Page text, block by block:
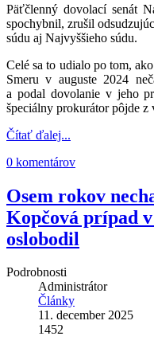
Päťčlenný dovolací senát
spochybnil, zrušil
súdu aj Najvyššieho súdu.
Celé sa to udialo po tom,
Smeru v auguste 2024
a podal dovolanie v jeho
špeciálny prokurátor pôjde z
Čítať ďalej...
0 komentárov
Osem rokov
Kopčová prípad
oslobodil
Podrobnosti
Administrátor
Články
11. december 2025
1452